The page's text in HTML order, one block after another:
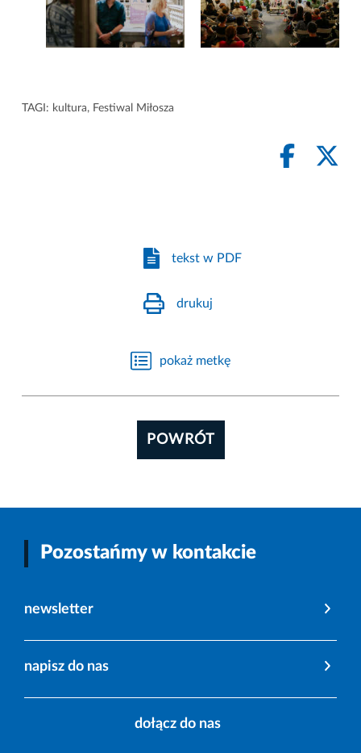
TAGI: kultura, Festiwal Miłosza
tekst w PDF
drukuj
pokaż metkę
POWRÓT
Pozostańmy w kontakcie
newsletter
napisz do nas
dołącz do nas